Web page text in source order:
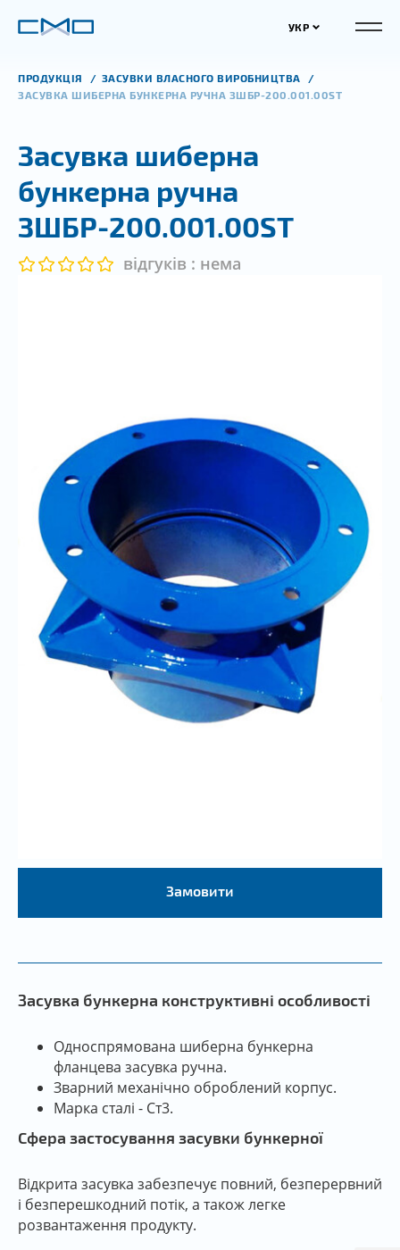
УКР
ПРОДУКЦІЯ
ЗАСУВКИ ВЛАСНОГО ВИРОБНИЦТВА
ЗАСУВКА ШИБЕРНА БУНКЕРНА РУЧНА ЗШБР-200.001.00ST
Засувка шиберна
бункерна ручна
ЗШБР-200.001.00ST
відгуків : нема
Замовити
Засувка бункерна конструктивні особливості
Односпрямована шиберна бункерна
фланцева засувка ручна.
Зварний механічно оброблений корпус.
Марка сталі - Ст3.
Сфера застосування засувки бункерної
Відкрита засувка забезпечує повний, безперервний
і безперешкодний потік, а також легке
розвантаження продукту.